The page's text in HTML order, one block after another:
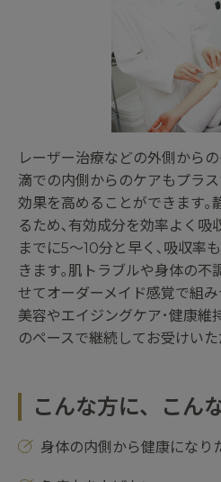
レーザー治療などの外側から
滴での内側からのケアもプラ
効果を高めることができます｡
るため､有効成分を効率よく吸
までに5～10分と早く､吸収率
きます｡肌トラブルや身体の不
せてオーダーメイド感覚で組
美容やエイジングケア･健康維
のペースで継続してお受けい
こんな方に、こん
身体の内側から健康になり